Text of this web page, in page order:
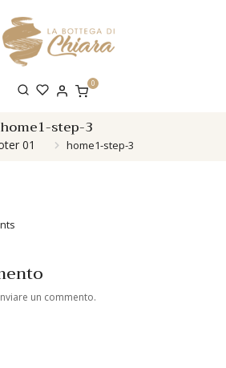
0
home1-step-3
01 home1-step-3
un commento.